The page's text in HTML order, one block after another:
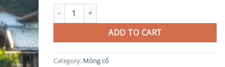
MC14 quantity
ADD TO CART
Category: Mông cổ